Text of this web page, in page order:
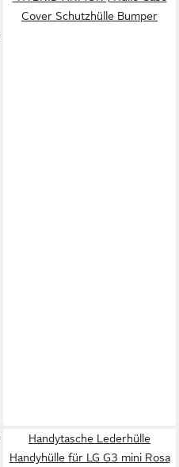
Cover Schutzhülle Bumper
Handytasche Lederhülle
Handyhülle für LG G3 mini Rosa